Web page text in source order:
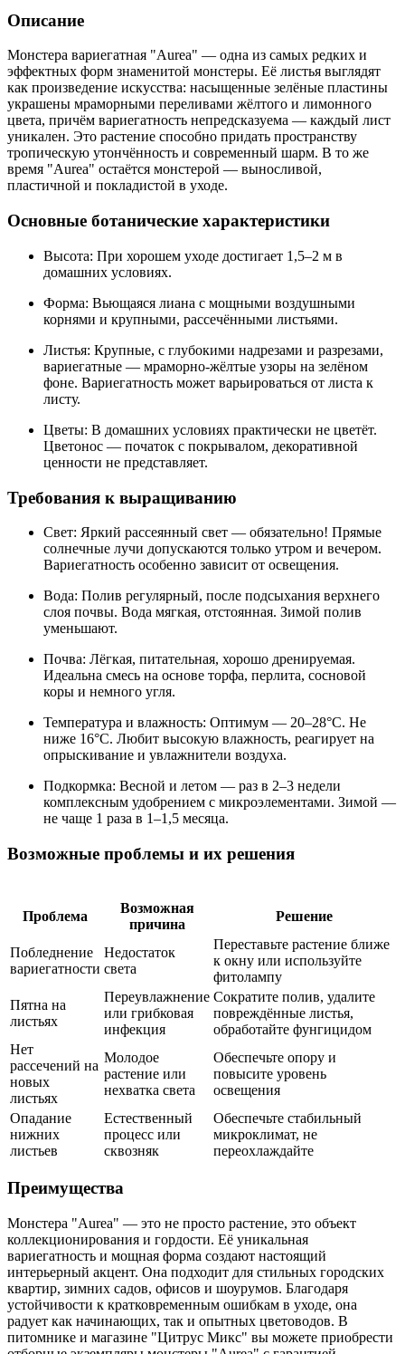
Описание
Монстера вариегатная "Aurea" — одна из самых редких и
эффектных форм знаменитой монстеры. Её листья выглядят
как произведение искусства: насыщенные зелёные пластины
украшены мраморными переливами жёлтого и лимонного
цвета, причём вариегатность непредсказуема — каждый лист
уникален. Это растение способно придать пространству
тропическую утончённость и современный шарм. В то же
время "Aurea" остаётся монстерой — выносливой,
пластичной и покладистой в уходе.
Основные ботанические характеристики
Высота: При хорошем уходе достигает 1,5–2 м в
домашних условиях.
Форма: Вьющаяся лиана с мощными воздушными
корнями и крупными, рассечёнными листьями.
Листья: Крупные, с глубокими надрезами и разрезами,
вариегатные — мраморно-жёлтые узоры на зелёном
фоне. Вариегатность может варьироваться от листа к
листу.
Цветы: В домашних условиях практически не цветёт.
Цветонос — початок с покрывалом, декоративной
ценности не представляет.
Требования к выращиванию
Свет: Яркий рассеянный свет — обязательно! Прямые
солнечные лучи допускаются только утром и вечером.
Вариегатность особенно зависит от освещения.
Вода: Полив регулярный, после подсыхания верхнего
слоя почвы. Вода мягкая, отстоянная. Зимой полив
уменьшают.
Почва: Лёгкая, питательная, хорошо дренируемая.
Идеальна смесь на основе торфа, перлита, сосновой
коры и немного угля.
Температура и влажность: Оптимум — 20–28°C. Не
ниже 16°C. Любит высокую влажность, реагирует на
опрыскивание и увлажнители воздуха.
Подкормка: Весной и летом — раз в 2–3 недели
комплексным удобрением с микроэлементами. Зимой —
не чаще 1 раза в 1–1,5 месяца.
Возможные проблемы и их решения
Проблема
Возможная
причина
Решение
Побледнение
вариегатности
Недостаток
света
Переставьте растение ближе
к окну или используйте
фитолампу
Пятна на
листьях
Переувлажнение
или грибковая
инфекция
Сократите полив, удалите
повреждённые листья,
обработайте фунгицидом
Нет
рассечений на
новых
листьях
Молодое
растение или
нехватка света
Обеспечьте опору и
повысите уровень
освещения
Опадание
нижних
листьев
Естественный
процесс или
сквозняк
Обеспечьте стабильный
микроклимат, не
переохлаждайте
Преимущества
Монстера "Aurea" — это не просто растение, это объект
коллекционирования и гордости. Её уникальная
вариегатность и мощная форма создают настоящий
интерьерный акцент. Она подходит для стильных городских
квартир, зимних садов, офисов и шоурумов. Благодаря
устойчивости к кратковременным ошибкам в уходе, она
радует как начинающих, так и опытных цветоводов. В
питомнике и магазине "Цитрус Микс" вы можете приобрести